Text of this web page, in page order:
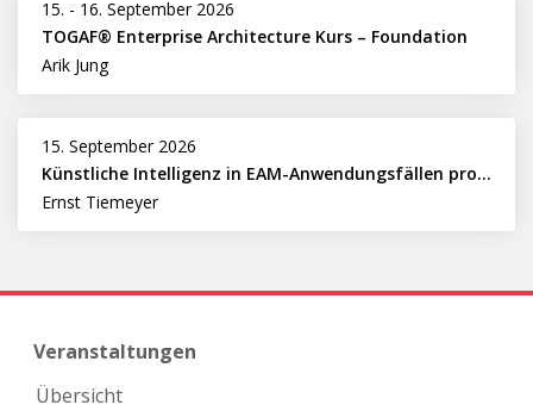
15. - 16. September 2026
TOGAF® Enterprise Architecture Kurs – Foundation
Arik Jung
15. September 2026
Künstliche Intelligenz in EAM-Anwendungsfällen professionell nutzen
Ernst Tiemeyer
Veranstaltungen
Übersicht